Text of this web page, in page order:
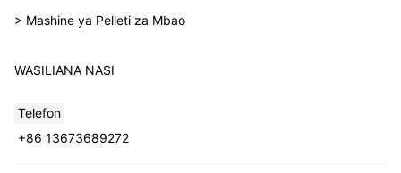
> Mashine ya Pelleti za Mbao
WASILIANA NASI
Telefon
+86 13673689272